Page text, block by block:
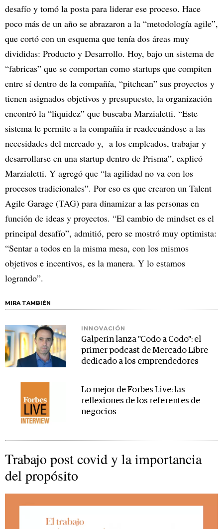
desafío y tomó la posta para liderar ese proceso. Hace
poco más de un año se abrazaron a la “metodología agile”,
que cortó con un esquema que tenía dos áreas muy
divididas: Producto y Desarrollo. Hoy, bajo un sistema de
“fabricas” que se comportan como startups que compiten
entre sí dentro de la compañía, “pitchean” sus proyectos y
tienen asignados objetivos y presupuesto, la organización
encontró la “liquidez” que buscaba Marzialetti. “Este
sistema le permite a la compañía ir readecuándose a las
necesidades del mercado y, a los empleados, trabajar y
desarrollarse en una startup dentro de Prisma”, explicó
Marzialetti. Y agregó que “la agilidad no va con los
procesos tradicionales”. Por eso es que crearon un Talent
Agile Garage (TAG) para dinamizar a las personas en
función de ideas y proyectos. “El cambio de mindset es el
principal desafío”, admitió, pero se mostró muy optimista:
“Sentar a todos en la misma mesa, con los mismos
objetivos e incentivos, es la manera. Y lo estamos
logrando”.
MIRA TAMBIÉN
INNOVACIÓN
Galperin lanza "Codo a Codo": el
primer podcast de Mercado Libre
dedicado a los emprendedores
Lo mejor de Forbes Live: las
reflexiones de los referentes de
negocios
Trabajo post covid y la importancia
del propósito